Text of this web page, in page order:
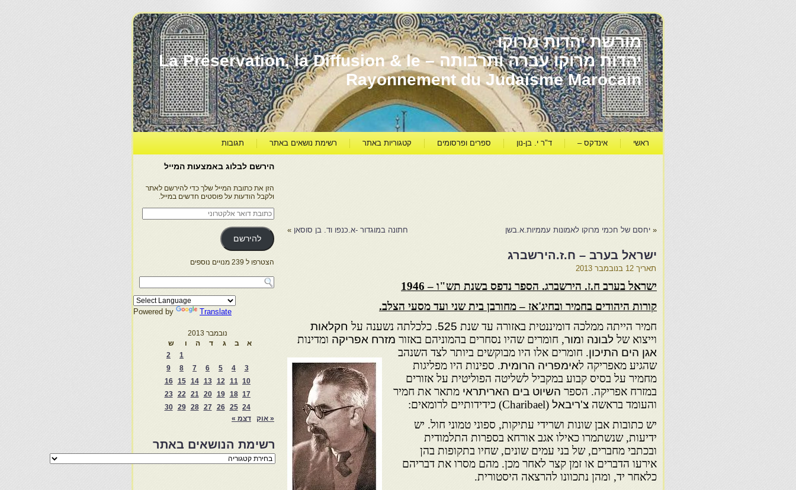
מורשת יהדות מרוקו
יהדות מרוקו עברה ותרבותה – La Préservation, la Diffusion & le
Rayonnement du Judaïsme Marocain
ראשי אינדקס – ד"ר י. בן-נון ספרים ופרסומים קטגוריות באתר רשימת נושאים באתר תגובות
« יחסם של חכמי מרוקו לאמונות עממיות.א.בשן חתונה במוגדור -א.כנפו וד. בן סוסאן »
ישראל בערב – ח.ז.הירשברג
תאריך 12 בנובמבר 2013
ישראל בערב ח.ז. הירשברג. הספר נדפס בשנת תש"ו – 1946
קורות היהודים בחמיר ובחיג'אז – מחורבן בית שני ועד מסעי הצלב.
חמיר הייתה ממלכה דומיננטית באזורה עד שנת 525. כלכלתה נשענה על חקלאות
וייצוא של לבונה ומור, חומרים שהיו נסחרים בהמוניהם באזור מזרח אפריקה ומדינות
אגן הים התיכון. חומרים אלו היו מבוקשים ביותר לצד השנהב
שהגיע מאפריקה לאימפריה הרומית. ספינות היו מפליגות
מחמיר על בסיס קבוע במקביל לשליטה הפוליטית על אזורים
במזרח אפריקה. הספר השיוט בים האריתראי מתאר את חמיר
והעומד בראשה צ'ריבאל (Charibael) כידידותיים לרומאים:
יש כתובות אבן שונות ושרידי עתיקות, ספוני טמוני חול. יש
ידיעות, שנשתמרו כאילו אגב אורחא בספרות התלמודית
ובכתבי מחברים, של בני עמים שונים, שחיו בתקופות בהן
אירעו הדברים או זמן קצר לאחר מכן. מהם מסרו את דבריהם
כלאחר יד, ומהן נתכוונו להרצאה היסטורית.
הירשם לבלוג באמצעות המייל
הזן את כתובת המייל שלך כדי להירשם לאתר
ולקבל הודעות על פוסטים חדשים במייל.
כתובת
דואר
אלקטרוני
להירשם
הצטרפו ל 239 מנויים נוספים
Powered by Translate
נובמבר 2013
א
ב ג ד ה ו
ש
1
2
3
4
5
6
7
8
9
10
11
12
13
14
15
16
17
18
19
20
21
22
23
24
25
26
27
28
29
30
« אוק
דצמ »
רשימת הנושאים באתר
רשימת
הנושאים